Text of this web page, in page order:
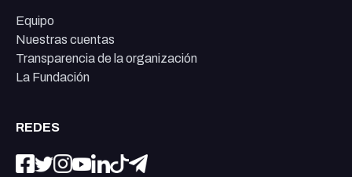
Equipo
Nuestras cuentas
Transparencia de la organización
La Fundación
REDES